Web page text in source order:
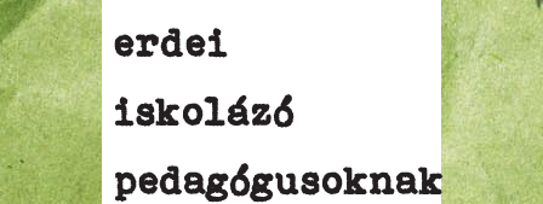
erdei
iskolázó
pedagógusoknak